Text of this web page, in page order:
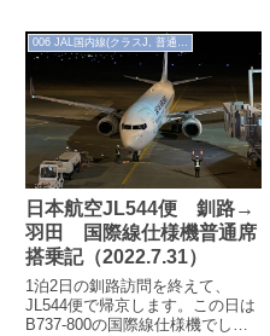
日本航空JL544便 釧路→
羽田 国際線仕様機普通席
搭乗記（2022.7.31）
1泊2日の釧路訪問を終えて、
JL544便で帰京します。この日は
B737-800の国際線仕様機でし